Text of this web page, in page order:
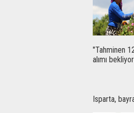
"Tahminen
alımı
Isparta,